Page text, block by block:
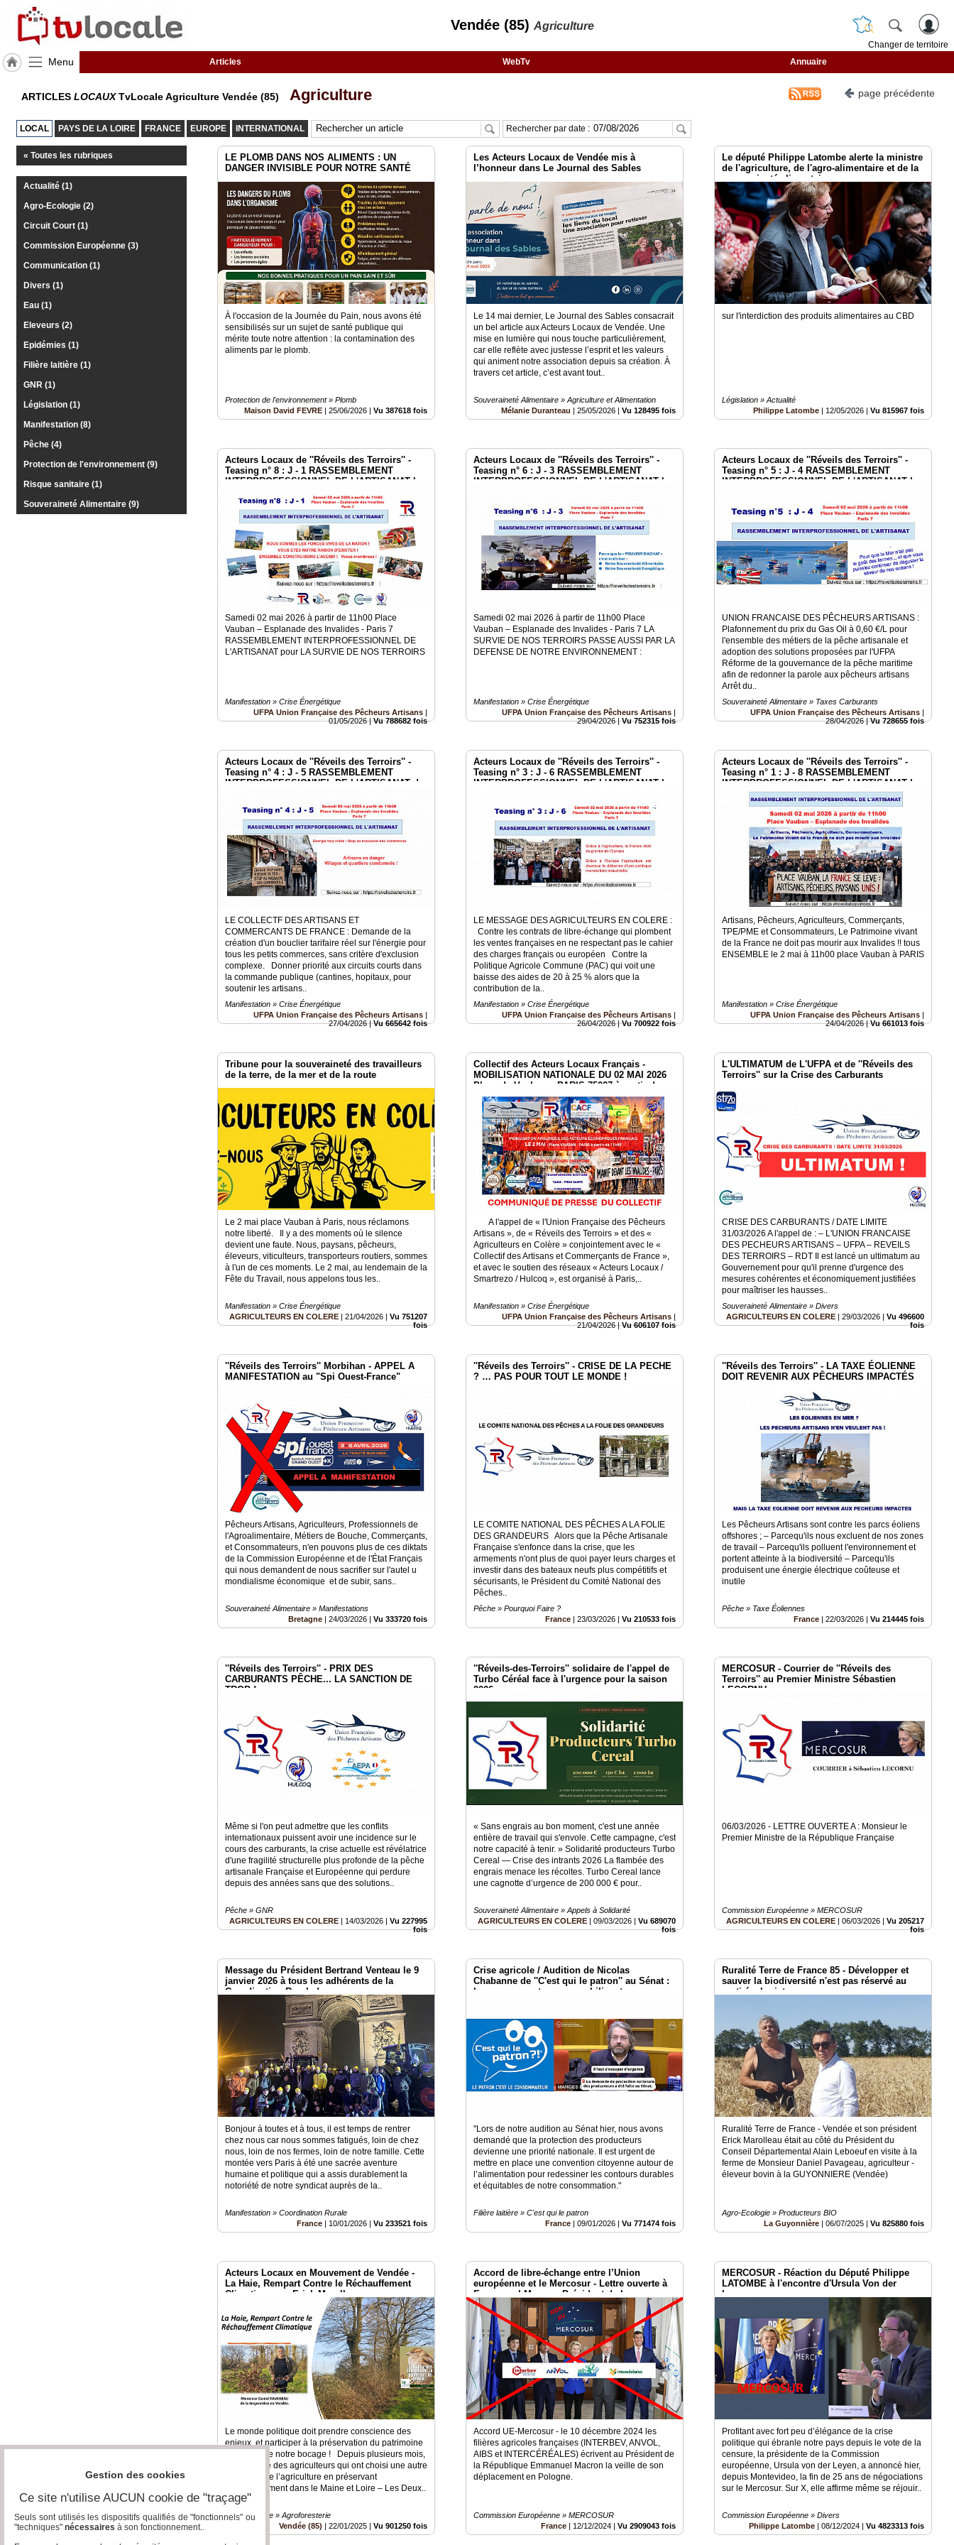
Vendée (85) Agriculture
Changer de territoire
Menu Articles WebTv Annuaire
ACCUEIL
Vendée
TvLocale
France
Accueil
Gazette
Vidéos
Blogs
Inscription
annuaire
Accès
éditeur
ARTICLES LOCAUXTvLocale Agriculture Vendée (85) Agriculture page précédente
LOCAL PAYS DE LA LOIRE FRANCE EUROPE INTERNATIONAL Rechercher par date :
« Toutes les rubriques
Actualité (1)
Agro-Ecologie (2)
Circuit Court (1)
Commission Européenne (3)
Communication (1)
Divers (1)
Eau (1)
Eleveurs (2)
Epidémies (1)
Filière laitière (1)
GNR (1)
Législation (1)
Manifestation (8)
Pêche (4)
Protection de l'environnement (9)
Risque sanitaire (1)
Souveraineté Alimentaire (9)
LE PLOMB DANS NOS ALIMENTS : UN
DANGER INVISIBLE POUR NOTRE SANTÉ
À l'occasion de la Journée du Pain, nous avons été
sensibilisés sur un sujet de santé publique qui
mérite toute notre attention : la contamination des
aliments par le plomb.
Protection de l'environnement » Plomb
Maison David FEVRE |25/06/2026 |Vu 387618 fois
Les Acteurs Locaux de Vendée mis à
l’honneur dans Le Journal des Sables
Le 14 mai dernier, Le Journal des Sables consacrait
un bel article aux Acteurs Locaux de Vendée. Une
mise en lumière qui nous touche particulièrement,
car elle reflète avec justesse l’esprit et les valeurs
qui animent notre association depuis sa création. À
travers cet article, c’est avant tout..
Souveraineté Alimentaire » Agriculture et Alimentation
Mélanie Duranteau |25/05/2026 |Vu 128495 fois
Le député Philippe Latombe alerte la ministre
de l'agriculture, de l'agro-alimentaire et de la
souveraineté alimentaire
sur l'interdiction des produits alimentaires au CBD
Législation » Actualité
Philippe Latombe | 12/05/2026 |Vu 815967 fois
Acteurs Locaux de ''Réveils des Terroirs'' -
Teasing n° 8 : J - 1 RASSEMBLEMENT
INTERPROFESSIONNEL DE L'ARTISANAT le
Samedi 02 mai 2026 à partir de 11h00 Place
Vauban – Esplanade des Invalides - Paris 7
RASSEMBLEMENT INTERPROFESSIONNEL DE
L'ARTISANAT pour LA SURVIE DE NOS TERROIRS
Manifestation » Crise Énergétique
UFPA Union Française des Pêcheurs Artisans |
01/05/2026|Vu 788682 fois
Acteurs Locaux de ''Réveils des Terroirs'' -
Teasing n° 6 : J - 3 RASSEMBLEMENT
INTERPROFESSIONNEL DE L'ARTISANAT le
Samedi 02 mai 2026 à partir de 11h00 Place
Vauban – Esplanade des Invalides - Paris 7 LA
SURVIE DE NOS TERROIRS PASSE AUSSI PAR LA
DEFENSE DE NOTRE ENVIRONNEMENT :
Manifestation » Crise Énergétique
UFPA Union Française des Pêcheurs Artisans |
29/04/2026|Vu 752315 fois
Acteurs Locaux de ''Réveils des Terroirs'' -
Teasing n° 5 : J - 4 RASSEMBLEMENT
INTERPROFESSIONNEL DE L'ARTISANAT le
UNION FRANCAISE DES PÊCHEURS ARTISANS :
Plafonnement du prix du Gas Oil à 0,60 €/L pour
l'ensemble des métiers de la pêche artisanale et
adoption des solutions proposées par l'UFPA
Réforme de la gouvernance de la pêche maritime
afin de redonner la parole aux pêcheurs artisans
Arrêt du..
Souveraineté Alimentaire » Taxes Carburants
UFPA Union Française des Pêcheurs Artisans |
28/04/2026|Vu 728655 fois
Acteurs Locaux de ''Réveils des Terroirs'' -
Teasing n° 4 : J - 5 RASSEMBLEMENT
INTERPROFESSIONNEL DE L'ARTISANAT du
LE COLLECTF DES ARTISANS ET
COMMERCANTS DE FRANCE : Demande de la
création d'un bouclier tarifaire réel sur l'énergie pour
tous les petits commerces, sans critère d'exclusion
complexe. Donner priorité aux circuits courts dans
la commande publique (cantines, hopitaux, pour
soutenir les artisans..
Manifestation » Crise Énergétique
UFPA Union Française des Pêcheurs Artisans |
27/04/2026|Vu 665642 fois
Acteurs Locaux de ''Réveils des Terroirs'' -
Teasing n° 3 : J - 6 RASSEMBLEMENT
INTERPROFESSIONNEL DE L'ARTISANAT le
LE MESSAGE DES AGRICULTEURS EN COLERE :
Contre les contrats de libre-échange qui plombent
les ventes françaises en ne respectant pas le cahier
des charges français ou européen Contre la
Politique Agricole Commune (PAC) qui voit une
baisse des aides de 20 à 25 % alors que la
contribution de la..
Manifestation » Crise Énergétique
UFPA Union Française des Pêcheurs Artisans |
26/04/2026|Vu 700922 fois
Acteurs Locaux de ''Réveils des Terroirs'' -
Teasing n° 1 : J - 8 RASSEMBLEMENT
INTERPROFESSIONNEL DE L'ARTISANAT le
2 mai à Paris Invalides
Artisans, Pêcheurs, Agriculteurs, Commerçants,
TPE/PME et Consommateurs, Le Patrimoine vivant
de la France ne doit pas mourir aux Invalides !! tous
ENSEMBLE le 2 mai à 11h00 place Vauban à PARIS
Manifestation » Crise Énergétique
UFPA Union Française des Pêcheurs Artisans |
24/04/2026|Vu 661013 fois
Tribune pour la souveraineté des travailleurs
de la terre, de la mer et de la route
Le 2 mai place Vauban à Paris, nous réclamons
notre liberté. Il y a des moments où le silence
devient une faute. Nous, paysans, pêcheurs,
éleveurs, viticulteurs, transporteurs routiers, sommes
à l'un de ces moments. Le 2 mai, au lendemain de la
Fête du Travail, nous appelons tous les..
Manifestation » Crise Énergétique
AGRICULTEURS EN COLERE |21/04/2026 |Vu 751207
fois
Collectif des Acteurs Locaux Français -
MOBILISATION NATIONALE DU 02 MAI 2026
Place de Vauban – PARIS 75007 à partir de
11h00
A l'appel de « l'Union Française des Pêcheurs
Artisans », de « Réveils des Terroirs » et des «
Agriculteurs en Colère » conjointement avec le «
Collectif des Artisans et Commerçants de France »,
et avec le soutien des réseaux « Acteurs Locaux /
Smartrezo / Hulcoq », est organisé à Paris,..
Manifestation » Crise Énergétique
UFPA Union Française des Pêcheurs Artisans
21/04/2026|Vu 606107 fois
L'ULTIMATUM de L'UFPA et de ''Réveils des
Terroirs'' sur la Crise des Carburants
CRISE DES CARBURANTS / DATE LIMITE
31/03/2026 A l'appel de : – L'UNION FRANCAISE
DES PECHEURS ARTISANS – UFPA – REVEILS
DES TERROIRS – RDT Il est lancé un ultimatum au
Gouvernement pour qu'il prenne d'urgence des
mesures cohérentes et économiquement justifiées
pour maîtriser les hausses..
Souveraineté Alimentaire » Divers
AGRICULTEURS EN COLERE |29/03/2026 |Vu 496600
fois
''Réveils des Terroirs'' Morbihan - APPEL A
MANIFESTATION au "Spi Ouest-France"
Pêcheurs Artisans, Agriculteurs, Professionnels de
l'Agroalimentaire, Métiers de Bouche, Commerçants,
et Consommateurs, n'en pouvons plus de ces diktats
de la Commission Européenne et de l'État Français
qui nous demandent de nous sacrifier sur l'autel u
mondialisme économique et de subir, sans..
Souveraineté Alimentaire » Manifestations
Bretagne |24/03/2026 |Vu 333720 fois
''Réveils des Terroirs'' - CRISE DE LA PECHE
? … PAS POUR TOUT LE MONDE !
LE COMITE NATIONAL DES PÊCHES A LA FOLIE
DES GRANDEURS Alors que la Pêche Artisanale
Française s'enfonce dans la crise, que les
armements n'ont plus de quoi payer leurs charges et
investir dans des bateaux neufs plus compétitifs et
sécurisants, le Président du Comité National des
Pêches..
Pêche » Pourquoi Faire ?
France |23/03/2026 |Vu 210533 fois
''Réveils des Terroirs'' - LA TAXE ÉOLIENNE
DOIT REVENIR AUX PÊCHEURS IMPACTÉS
Les Pêcheurs Artisans sont contre les parcs éoliens
offshores ; – Parcequ'ils nous excluent de nos zones
de travail – Parcequ'ils polluent l'environnement et
portent atteinte à la biodiversité – Parcequ'ils
produisent une énergie électrique coûteuse et
inutile
Pêche » Taxe Éoliennes
France |22/03/2026 |Vu 214445 fois
''Réveils des Terroirs'' - PRIX DES
CARBURANTS PÊCHE... LA SANCTION DE
TROP !
Même si l'on peut admettre que les conflits
internationaux puissent avoir une incidence sur le
cours des carburants, la crise actuelle est révélatrice
d'une fragilité structurelle plus profonde de la pêche
artisanale Française et Européenne qui perdure
depuis des années sans que des solutions..
Pêche » GNR
AGRICULTEURS EN COLERE
14/03/2026 |Vu 227995
fois
''Réveils-des-Terroirs'' solidaire de l'appel de
Turbo Céréal face à l'urgence pour la saison
2026
« Sans engrais au bon moment, c'est une année
entière de travail qui s'envole. Cette campagne, c'est
notre capacité à tenir. » Solidarité producteurs Turbo
Cereal — Crise des intrants 2026 La flambée des
engrais menace les récoltes. Turbo Cereal lance
une cagnotte d’urgence de 200 000 € pour..
Souveraineté Alimentaire » Appels à Solidarité
AGRICULTEURS EN COLERE |09/03/2026 |Vu 689070
fois
MERCOSUR - Courrier de ''Réveils des
Terroirs'' au Premier Ministre Sébastien
LECORNU
06/03/2026 - LETTRE OUVERTE A : Monsieur le
Premier Ministre de la République Française
Commission Européenne » MERCOSUR
AGRICULTEURS EN COLERE |06/03/2026 |Vu 205217
fois
Message du Président Bertrand Venteau le 9
janvier 2026 à tous les adhérents de la
Coordination Rurale !
Bonjour à toutes et à tous, il est temps de rentrer
chez nous car nous sommes fatigués, loin de chez
nous, loin de nos fermes, loin de notre famille. Cette
montée vers Paris à été une sacrée aventure
humaine et politique qui a assis durablement la
notoriété de notre syndicat auprès de la..
Manifestation » Coordination Rurale
France | 10/01/2026 |Vu 233521 fois
Crise agricole / Audition de Nicolas
Chabanne de ''C'est qui le patron'' au Sénat :
les consommateurs se mobilisent pour
"Lors de notre audition au Sénat hier, nous avons
demandé que la protection des producteurs
devienne une priorité nationale. Il est urgent de
mettre en place une convention citoyenne autour de
l’alimentation pour redessiner les contours durables
et équitables de notre consommation."
Filière laitière » C'est qui le patron
France |09/01/2026 |Vu 771474 fois
Ruralité Terre de France 85 - Développer et
sauver la biodiversité n'est pas réservé au
parti écologiste.
Ruralité Terre de France - Vendée et son président
Erick Marolleau était au côté du Président du
Conseil Départemental Alain Leboeuf en visite à la
ferme de Monsieur Daniel Pavageau, agriculteur -
éleveur bovin à la GUYONNIERE (Vendée)
Agro-Ecologie » Producteurs BIO
La Guyonnière |06/07/2025 |Vu 825880 fois
Acteurs Locaux en Mouvement de Vendée -
La Haie, Rempart Contre le Réchauffement
Climatique par Erick Marolleau
Le monde politique doit prendre conscience des
enjeux, et participer à la préservation du patrimoine
paysager de notre bocage ! Depuis plusieurs mois,
je rencontre des agriculteurs qui ont choisi une autre
approche de l’agriculture en préservant
l’environnement dans le Maine et Loire – Les Deux..
Agro-Ecologie » Agroforesterie
Vendée (85) |22/01/2025 |Vu 901250 fois
Accord de libre-échange entre l’Union
européenne et le Mercosur - Lettre ouverte à
Emmanuel Macron, Président de la
République française
Accord UE-Mercosur - le 10 décembre 2024 les
filières agricoles françaises (INTERBEV, ANVOL,
AIBS et INTERCÉRÉALES) écrivent au Président de
la République Emmanuel Macron la veille de son
déplacement en Pologne.
Commission Européenne » MERCOSUR
France | 12/12/2024 |Vu 2909043 fois
MERCOSUR - Réaction du Député Philippe
LATOMBE à l'encontre d'Ursula Von der
Leyen
Profitant avec fort peu d’élégance de la crise
politique qui ébranle notre pays depuis le vote de la
censure, la présidente de la Commission
européenne, Ursula von der Leyen, a annoncé hier,
depuis Montevideo, la fin de 25 ans de négociations
sur le Mercosur. Sur X, elle affirme même se réjouir..
Commission Européenne » Divers
Philippe Latombe |08/12/2024 |Vu 4823313 fois
Gestion des cookies
Ce site n'utilise AUCUN cookie de "traçage"
Seuls sont utilisés les dispositifs qualifiés de "fonctionnels" ou
"techniques" nécessaires à son fonctionnement..